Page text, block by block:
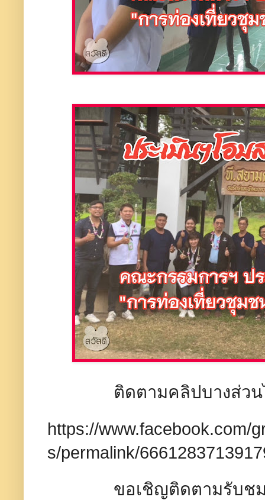
ติดตามคลิปบางส่วนไ
https://www.facebook.com/
s/permalink/
ขอเชิญติดตามรับชมกา